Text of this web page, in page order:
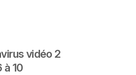
vidéo 2
à 10